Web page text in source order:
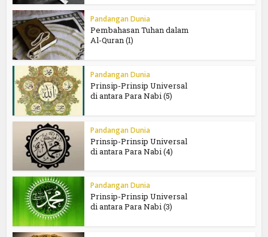
Pandangan Dunia
Pembahasan Tuhan dalam
Al-Quran (1)
Pandangan Dunia
Prinsip-Prinsip Universal
di antara Para Nabi (5)
Pandangan Dunia
Prinsip-Prinsip Universal
di antara Para Nabi (4)
Pandangan Dunia
Prinsip-Prinsip Universal
di antara Para Nabi (3)